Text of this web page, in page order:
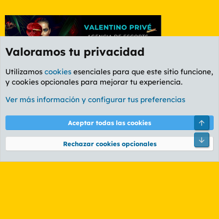
Foro Informática y Videojuegos
Cookies
PL OLDSTYLE AMARILLO
Términos y reglas Política de privacidad Ayuda
Community platform by XenForo® © 2010-2026 XenForo Ltd.
Valoramos tu privacidad
Utilizamos cookies esenciales para que este sitio funcione,
y cookies opcionales para mejorar tu experiencia.
Ver más información y configurar tus preferencias
Aceptar todas las cookies
Rechazar cookies opcionales
Pie